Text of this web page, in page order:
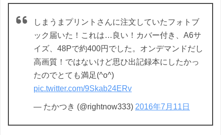
しまうまプリントさんに注文していたフォトブ
ック届いた！これは…良い！カバー付き、A6サ
イズ、48Pで約400円でした。オンデマンドだし
高画質！ではないけど思ひ出記録本にしたかっ
たのでとても満足(^o^)
pic.twitter.com/9Skab24ERv
— たかつき (@rightnow333) 2016年7月11日